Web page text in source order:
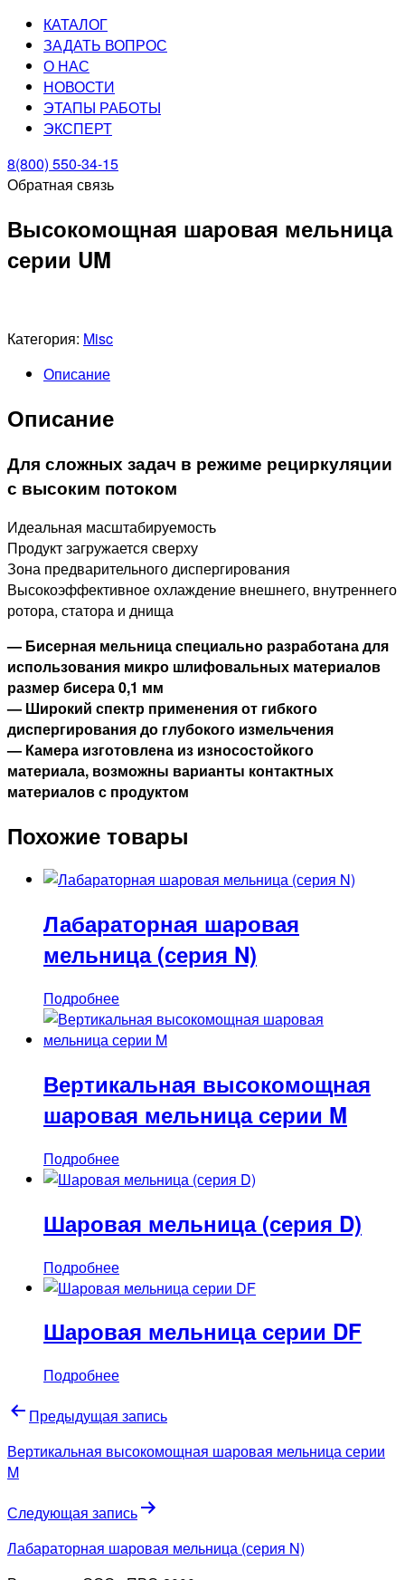
КАТАЛОГ
ЗАДАТЬ ВОПРОС
О НАС
НОВОСТИ
ЭТАПЫ РАБОТЫ
ЭКСПЕРТ
8(800) 550-34-15
Обратная связь
Высокомощная шаровая мельница
серии UM
Категория: Misc
Описание
Описание
Для сложных задач в режиме рециркуляции
с высоким потоком
Идеальная масштабируемость
Продукт загружается сверху
Зона предварительного диспергирования
Высокоэффективное охлаждение внешнего, внутреннего
ротора, статора и днища
— Бисерная мельница специально разработана для
использования микро шлифовальных материалов
размер бисера 0,1 мм
— Широкий спектр применения от гибкого
диспергирования до глубокого измельчения
— Камера изготовлена из износостойкого
материала, возможны варианты контактных
материалов с продуктом
Похожие товары
Лабараторная шаровая
мельница (серия N)
Подробнее
Вертикальная высокомощная
шаровая мельница серии M
Подробнее
Шаровая мельница (серия D)
Подробнее
Шаровая мельница серии DF
Подробнее
Навигация
по
записям
Предыдущая запись
Вертикальная высокомощная шаровая мельница серии
M
Следующая запись
Лабараторная шаровая мельница (серия N)